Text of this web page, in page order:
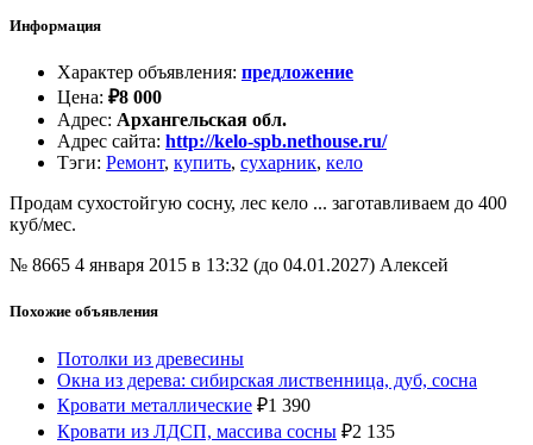
Информация
Характер объявления: предложение
Цена: ₽8 000
Адрес: Архангельская обл.
Адрес сайта: http://kelo-spb.nethouse.ru/
Тэги: Ремонт, купить, сухарник, кело
Продам сухостойгую сосну, лес кело ... заготавливаем до 400
куб/мес.
№ 8665 4 января 2015 в 13:32 (до 04.01.2027) Алексей
Похожие объявления
Потолки из древесины
Окна из дерева: сибирская лиственница, дуб, сосна
Кровати металлические ₽1 390
Кровати из ЛДСП, массива сосны ₽2 135